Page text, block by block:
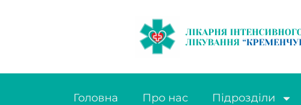
Головна Про нас Підрозділи